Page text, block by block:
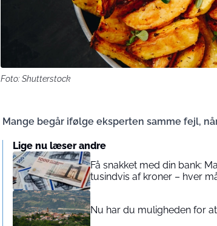
Foto: Shutterstock
Mange begår ifølge eksperten samme fejl,
Lige nu læser andre
Få snakket med din bank:
tusindvis af kroner – hver
Nu har du muligheden for